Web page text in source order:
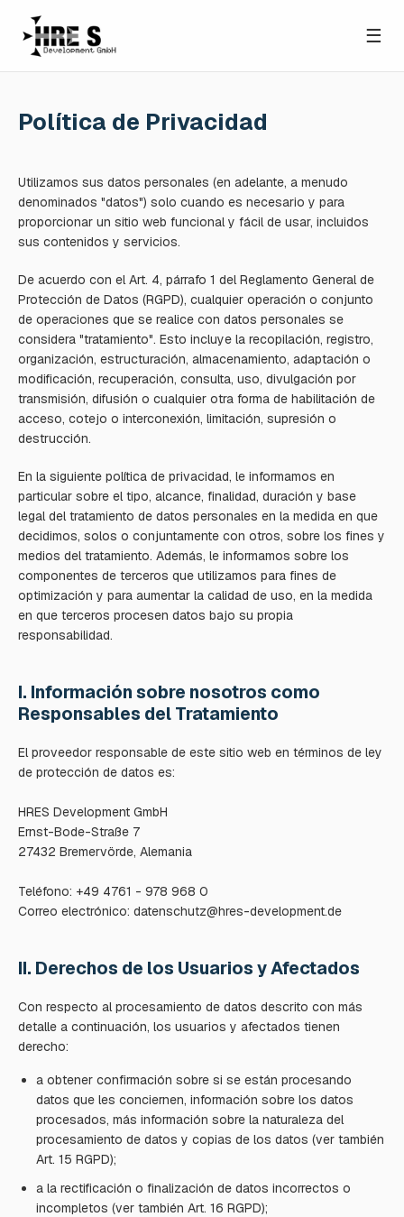
☰
Política de Privacidad
Utilizamos sus datos personales (en adelante, a menudo
denominados "datos") solo cuando es necesario y para
proporcionar un sitio web funcional y fácil de usar, incluidos
sus contenidos y servicios.
De acuerdo con el Art. 4, párrafo 1 del Reglamento General de
Protección de Datos (RGPD), cualquier operación o conjunto
de operaciones que se realice con datos personales se
considera "tratamiento". Esto incluye la recopilación, registro,
organización, estructuración, almacenamiento, adaptación o
modificación, recuperación, consulta, uso, divulgación por
transmisión, difusión o cualquier otra forma de habilitación de
acceso, cotejo o interconexión, limitación, supresión o
destrucción.
En la siguiente política de privacidad, le informamos en
particular sobre el tipo, alcance, finalidad, duración y base
legal del tratamiento de datos personales en la medida en que
decidimos, solos o conjuntamente con otros, sobre los fines y
medios del tratamiento. Además, le informamos sobre los
componentes de terceros que utilizamos para fines de
optimización y para aumentar la calidad de uso, en la medida
en que terceros procesen datos bajo su propia
responsabilidad.
I. Información sobre nosotros como
Responsables del Tratamiento
El proveedor responsable de este sitio web en términos de ley
de protección de datos es:
HRES Development GmbH
Ernst-Bode-Straße 7
27432 Bremervörde, Alemania
Teléfono: +49 4761 - 978 968 0
Correo electrónico: datenschutz@hres-development.de
II. Derechos de los Usuarios y Afectados
Con respecto al procesamiento de datos descrito con más
detalle a continuación, los usuarios y afectados tienen
derecho:
a obtener confirmación sobre si se están procesando
datos que les conciernen, información sobre los datos
procesados, más información sobre la naturaleza del
procesamiento de datos y copias de los datos (ver también
Art. 15 RGPD);
a la rectificación o finalización de datos incorrectos o
incompletos (ver también Art. 16 RGPD);